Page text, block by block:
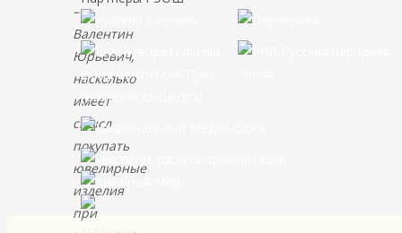
–
Валентин
Юрьевич,
насколько
имеет
смысл
покупать
ювелирные
изделия
при